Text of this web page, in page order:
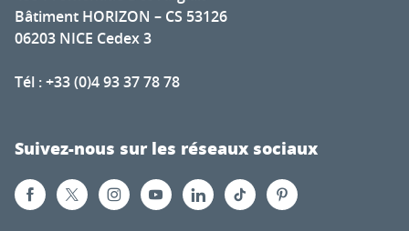
Bâtiment HORIZON – CS 53126
06203 NICE Cedex 3
Tél : +33 (0)4 93 37 78 78
Suivez-nous sur les réseaux sociaux